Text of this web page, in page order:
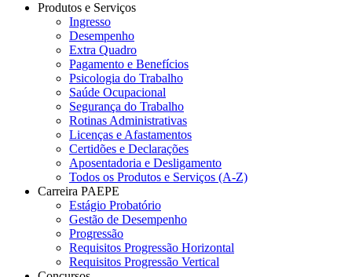
Produtos e Serviços
Ingresso
Desempenho
Extra Quadro
Pagamento e Benefícios
Psicologia do Trabalho
Saúde Ocupacional
Segurança do Trabalho
Rotinas Administrativas
Licenças e Afastamentos
Certidões e Declarações
Aposentadoria e Desligamento
Todos os Produtos e Serviços (A-Z)
Carreira PAEPE
Estágio Probatório
Gestão de Desempenho
Progressão
Requisitos Progressão Horizontal
Requisitos Progressão Vertical